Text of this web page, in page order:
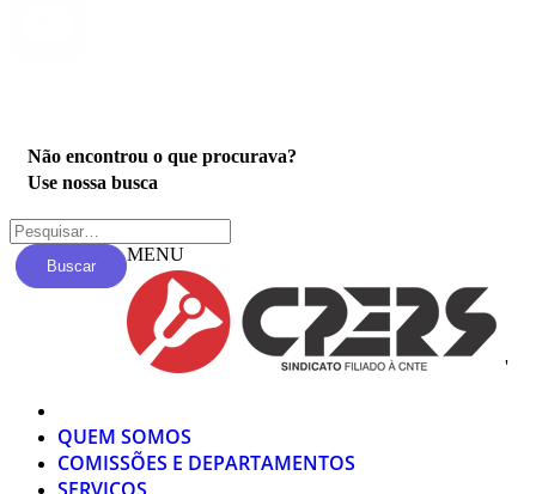
Não encontrou o que procurava?
Use nossa busca
Buscar
MENU
'
QUEM SOMOS
COMISSÕES E DEPARTAMENTOS